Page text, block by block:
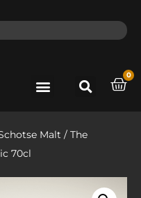
0
Malt / The
70cl